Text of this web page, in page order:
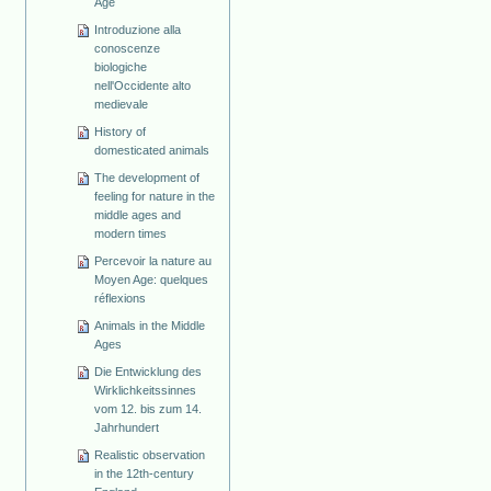
Introduzione alla
conoscenze
biologiche
nell'Occidente alto
medievale
History of
domesticated animals
The development of
feeling for nature in the
middle ages and
modern times
Percevoir la nature au
Moyen Age: quelques
réflexions
Animals in the Middle
Ages
Die Entwicklung des
Wirklichkeitssinnes
vom 12. bis zum 14.
Jahrhundert
Realistic observation
in the 12th-century